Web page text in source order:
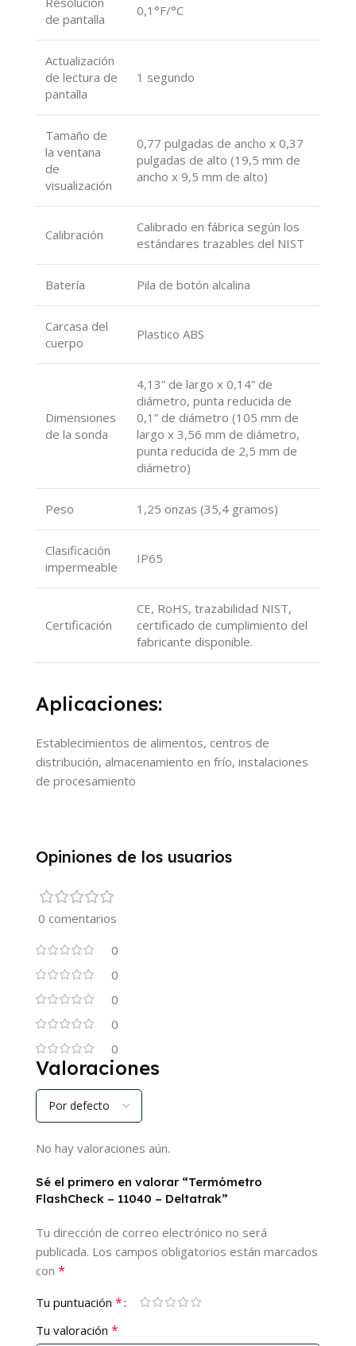
de pantalla
0,1°F/°C
Actualización
de lectura de
pantalla
1 segundo
Tamaño de
la ventana
de
visualización
0,77 pulgadas de ancho x 0,37
pulgadas de alto (19,5 mm de
ancho x 9,5 mm de alto)
Calibración
Calibrado en fábrica según los
estándares trazables del NIST
Batería Pila de botón alcalina
Carcasa del
cuerpo
Plastico ABS
Dimensiones
de la sonda
4,13” de largo x 0,14” de
diámetro, punta reducida de
0,1” de diámetro (105 mm de
largo x 3,56 mm de diámetro,
punta reducida de 2,5 mm de
diámetro)
Peso 1,25 onzas (35,4 gramos)
Clasificación
impermeable
IP65
Certificación
CE, RoHS, trazabilidad NIST,
certificado de cumplimiento del
fabricante disponible.
Aplicaciones:
Establecimientos de alimentos, centros de
distribución, almacenamiento en frío, instalaciones
de procesamiento
Opiniones de los usuarios
0 comentarios
0
0
0
0
0
Valoraciones
No hay valoraciones aún.
Sé el primero en valorar “Termómetro
FlashCheck – 11040 – Deltatrak”
Tu dirección de correo electrónico no será
publicada. Los campos obligatorios están marcados
con *
Tu puntuación *
Tu valoración *